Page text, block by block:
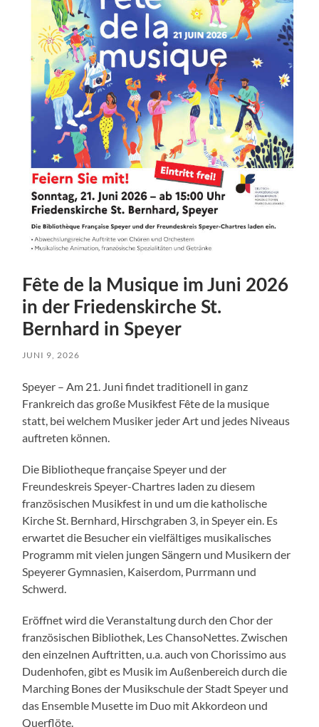
Fête de la Musique im Juni 2026
in der Friedenskirche St.
Bernhard in Speyer
JUNI 9, 2026
Speyer – Am 21. Juni findet traditionell in ganz
Frankreich das große Musikfest Fête de la musique
statt, bei welchem Musiker jeder Art und jedes Niveaus
auftreten können.
Die Bibliotheque française Speyer und der
Freundeskreis Speyer-Chartres laden zu diesem
französischen Musikfest in und um die katholische
Kirche St. Bernhard, Hirschgraben 3, in Speyer ein. Es
erwartet die Besucher ein vielfältiges musikalisches
Programm mit vielen jungen Sängern und Musikern der
Speyerer Gymnasien, Kaiserdom, Purrmann und
Schwerd.
Eröffnet wird die Veranstaltung durch den Chor der
französischen Bibliothek, Les ChansoNettes. Zwischen
den einzelnen Auftritten, u.a. auch von Chorissimo aus
Dudenhofen, gibt es Musik im Außenbereich durch die
Marching Bones der Musikschule der Stadt Speyer und
das Ensemble Musette im Duo mit Akkordeon und
Querflöte.